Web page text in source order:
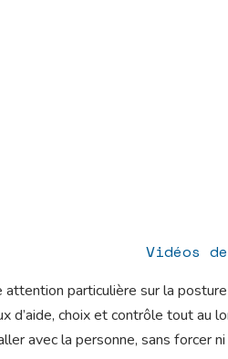
Vidéos
particulière sur la
d’aide, choix et contrôle tout au
avec la personne, sans